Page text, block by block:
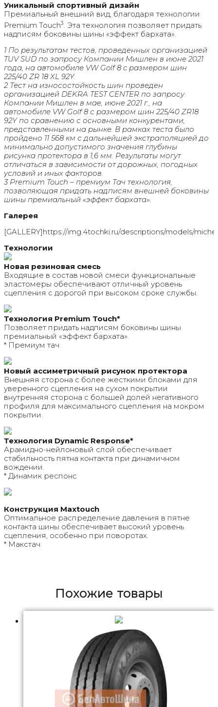
Уникальный спортивный дизайн
Премиальный внешний вид, благодаря технологии
Premium Touch3. Эта технология позволяет придать
надписям боковины шины «эффект бархата».
1 По результатам тестов, проведенных организацией
TUV SUD по запросу Компании Мишлен в июне 2021
года, на автомобиле VW Golf 8 c размером шин
225/40 ZR 18 XL 92Y.
2 Тест на износостойкость шин проведен
организацией DEKRA TEST CENTER по запросу
Компании Мишлен в мае, июне 2021 г., на
автомобиле VW Golf 8 с размером шин 225/40 ZR18
92Y по сравнению с основными конкурентами,
представленными на рынке. В рамках теста было
пройдено 11 568 км с дальнейшей экстраполяцией до
минимально допустимого значения глубины
рисунка протектора в 1,6 мм. Результаты могут
отличаться в зависимости от дорожных, погодных
условий и иных факторов.
3 Premium Touch – премиум Тач технология,
позволяющая придать надписям внешней боковины
шины премиальный «эффект бархата».
Галерея
[GALLERY]https://img.4tochki.ru/descriptions/models/
Технологии
Новая резиновая смесь
Входящие в состав новой смеси функциональные
эластомеры обеспечивают отличный уровень
сцепления с дорогой при высоком сроке службы.
Технология Premium Touch*
Позволяет придать надписям боковины шины
премиальный «эффект бархата».
* Премиум тач
Новый ассиметричный рисунок протектора
Внешняя сторона с более жесткими блоками для
уверенного сцепления на сухом покрытии
внутренняя сторона с большей долей негативного
профиля для максимального сцепления на мокром
покрытии.
Технология Dynamic Response*
Арамидно-нейлоновый слой обеспечивает
стабильность пятна контакта при динамичном
вождении.
* Динамик респонс
Конструкция Maxtouch
Оптимальное распределение давления в пятне
контакта шины обеспечивает высокий уровень
сцепления, особенно при поворотах.
* Макстач
Похожие товары